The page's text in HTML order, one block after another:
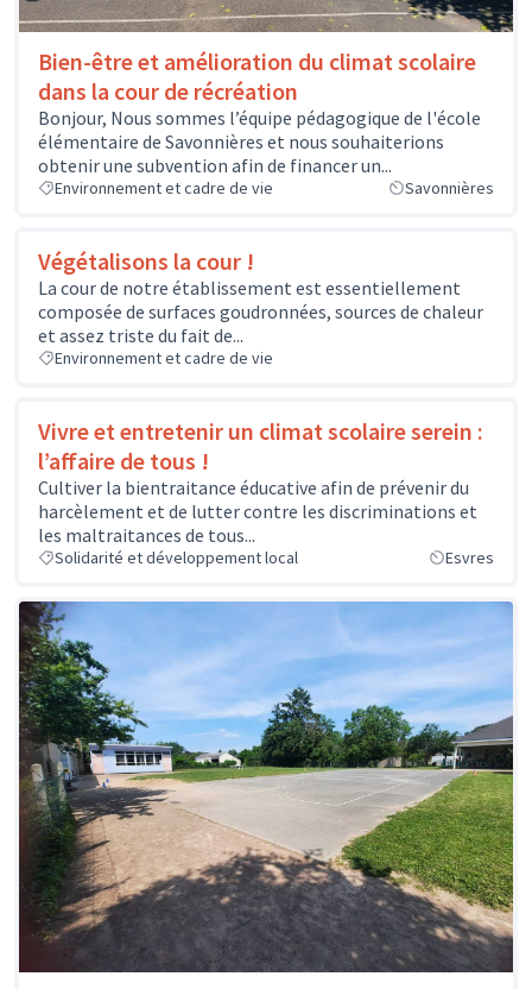
Bien-être et amélioration du climat scolaire
dans la cour de récréation
Bonjour, Nous sommes l’équipe pédagogique de l'école
élémentaire de Savonnières et nous souhaiterions
obtenir une subvention afin de financer un...
Environnement et cadre de vie Savonnières
Végétalisons la cour !
La cour de notre établissement est essentiellement
composée de surfaces goudronnées, sources de chaleur
et assez triste du fait de...
Environnement et cadre de vie
Vivre et entretenir un climat scolaire serein :
l’affaire de tous !
Cultiver la bientraitance éducative afin de prévenir du
harcèlement et de lutter contre les discriminations et
les maltraitances de tous...
Solidarité et développement local Esvres